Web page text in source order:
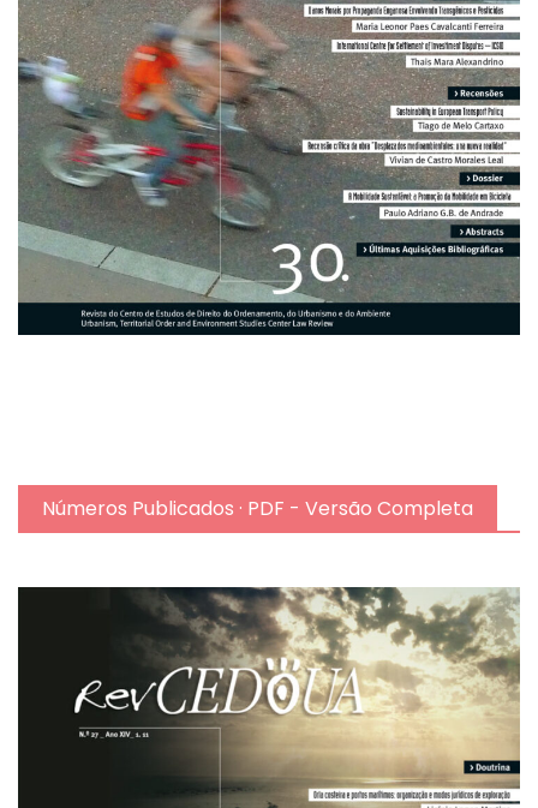
Números Publicados · PDF - Versão Completa